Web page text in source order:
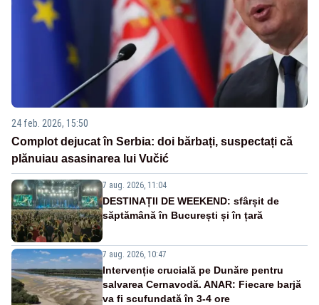
24 feb. 2026, 15:50
Complot dejucat în Serbia: doi bărbați, suspectați că
plănuiau asasinarea lui Vučić
7 aug. 2026, 11:04
DESTINAȚII DE WEEKEND: sfârșit de
săptămână în București și în țară
7 aug. 2026, 10:47
Intervenție crucială pe Dunăre pentru
salvarea Cernavodă. ANAR: Fiecare barjă
va fi scufundată în 3-4 ore